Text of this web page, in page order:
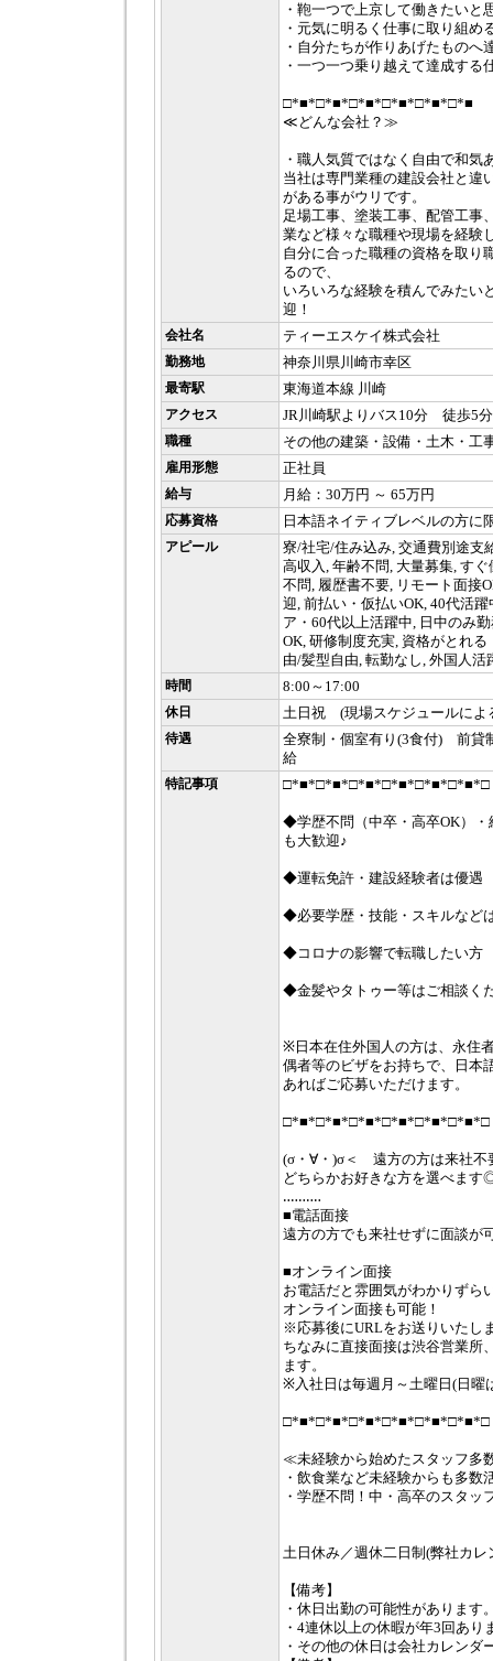
・鞄一つで上京して働きたいと
・元気に明るく仕事に取り組め
・自分たちが作りあげたものへ
・一つ一つ乗り越えて達成する
□*■*□*■*□*■*□*■*□*■*□*■
≪どんな会社？≫
・職人気質ではなく自由で和気
当社は専門業種の建設会社と違
がある事がウリです。
足場工事、塗装工事、配管工事
業など様々な職種や現場を経験
自分に合った職種の資格を取り
るので、
いろいろな経験を積んでみたい
迎！
会社名 ティーエスケイ株式会社
勤務地 神奈川県川崎市幸区
最寄駅 東海道本線 川崎
アクセス JR川崎駅よりバス10分 徒歩5分
職種 その他の建築・設備・土木・工
雇用形態 正社員
給与 月給：30万円 ～ 65万円
応募資格 日本語ネイティブレベルの方に
アピール
寮/社宅/住み込み, 交通費別途支
高収入, 年齢不問, 大量募集, す
不問, 履歴書不要, リモート面接
迎, 前払い・仮払いOK, 40代活
ア・60代以上活躍中, 日中のみ
OK, 研修制度充実, 資格がとれ
由/髪型自由, 転勤なし, 外国人活
時間 8:00～17:00
休日 土日祝 (現場スケジュールによ
待遇
全寮制・個室有り(3食付) 前
給
特記事項 □*■*□*■*□*■*□*■*□*■*□*■*□
◆学歴不問（中卒・高卒OK）・
も大歓迎♪
◆運転免許・建設経験者は優遇
◆必要学歴・技能・スキルなど
◆コロナの影響で転職したい方
◆金髪やタトゥー等はご相談く
※日本在住外国人の方は、永住
偶者等のビザをお持ちで、日本
あればご応募いただけます。
□*■*□*■*□*■*□*■*□*■*□*■*□
(σ・∀・)σ＜ 遠方の方は来社不
どちらかお好きな方を選べます
‥‥‥‥‥
■電話面接
遠方の方でも来社せずに面談が
■オンライン面接
お電話だと雰囲気がわかりずら
オンライン面接も可能！
※応募後にURLをお送りいたし
ちなみに直接面接は渋谷営業所
ます。
※入社日は毎週月～土曜日(日曜
□*■*□*■*□*■*□*■*□*■*□*■*□
≪未経験から始めたスタッフ多
・飲食業など未経験からも多数
・学歴不問！中・高卒のスタッ
土日休み／週休二日制(弊社カレ
【備考】
・休日出勤の可能性があります
・4連休以上の休暇が年3回あり
・その他の休日は会社カレンダ